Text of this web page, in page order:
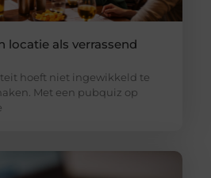
locatie als verrassend
hoeft niet ingewikkeld te
Met een pubquiz op